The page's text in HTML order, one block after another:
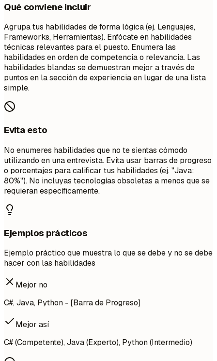
Qué conviene incluir
Agrupa tus habilidades de forma lógica (ej. Lenguajes,
Frameworks, Herramientas). Enfócate en habilidades
técnicas relevantes para el puesto. Enumera las
habilidades en orden de competencia o relevancia. Las
habilidades blandas se demuestran mejor a través de
puntos en la sección de experiencia en lugar de una lista
simple.
Evita esto
No enumeres habilidades que no te sientas cómodo
utilizando en una entrevista. Evita usar barras de progreso
o porcentajes para calificar tus habilidades (ej. "Java:
80%"). No incluyas tecnologías obsoletas a menos que se
requieran específicamente.
Ejemplos prácticos
Ejemplo práctico que muestra lo que se debe y no se debe
hacer con las habilidades
Mejor no
C#, Java, Python - [Barra de Progreso]
Mejor así
C# (Competente), Java (Experto), Python (Intermedio)